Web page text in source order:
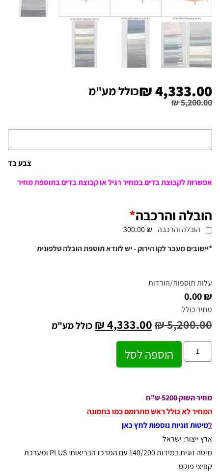
₪5,200.00
₪4,333.00 כולל מע"מ
צבע בד
אפשרות לקבוצת בדים במחיר רגיל או קבוצת בדים בתוספת מחיר
הובלה והרכבה*
הובלה והרכבה
₪ 300.00
*יישובים מעבר לקו הירוק - יש לוודא תוספת הובלה טלפונית
עלות תוספות/הורדות
₪ 0.00
מחיר כולל
₪5,200.00
₪4,333.00 כולל מע"מ
הוספה לסל
מחיר השוק 5200 ש"ח
המחיר לא כולל ראש מתרומם כמו בתמונה
למיטות זוגיות נוספות לחץ כאן
ארץ ייצור: ישראל
מיטה זוגית במידות 140/200 עם המרכז הבריאותי PLUS ומערכת
קפיצי פוקט